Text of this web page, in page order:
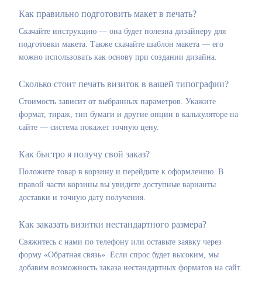
Как правильно подготовить макет в печать?
Скачайте инструкцию — она будет полезна дизайнеру для
подготовки макета. Также скачайте шаблон макета — его
можно использовать как основу при создании дизайна.
Сколько стоит печать визиток в вашей типографии?
Стоимость зависит от выбранных параметров. Укажите
формат, тираж, тип бумаги и другие опции в калькуляторе на
сайте — система покажет точную цену.
Как быстро я получу свой заказ?
Положите товар в корзину и перейдите к оформлению. В
правой части корзины вы увидите доступные варианты
доставки и точную дату получения.
Как заказать визитки нестандартного размера?
Свяжитесь с нами по телефону или оставьте заявку через
форму «Обратная связь». Если спрос будет высоким, мы
добавим возможность заказа нестандартных форматов на сайт.